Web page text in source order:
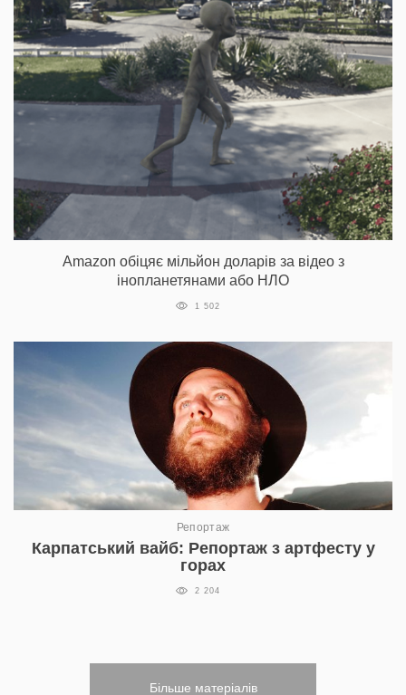
Amazon обіцяє мільйон доларів за відео з
інопланетянами або НЛО
1 502
Репортаж
Карпатський вайб: Репортаж з артфесту у
горах
2 204
Більше матеріалів